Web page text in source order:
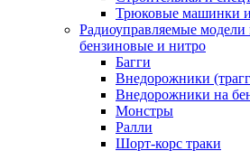
Трюковые машинки
Радиоуправляемые
бензиновые и нитро
Багги
Внедорожники
Внедорожники на
Монстры
Ралли
Шорт-корс траки